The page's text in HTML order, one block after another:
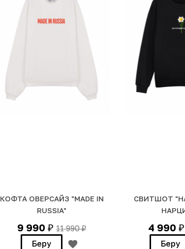
КОФТА ОВЕРСАЙЗ "MADE IN
RUSSIA"
9 990₽ 11 990₽
Беру
СВИТШОТ
4 990 ₽
Беру